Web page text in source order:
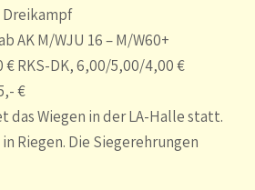
Dreikampf
AK M/WJU 16 – M/W60+
RKS-DK, 6,00/5,00/4,00 €
€
das Wiegen in der LA-Halle statt.
Riegen. Die Siegerehrungen